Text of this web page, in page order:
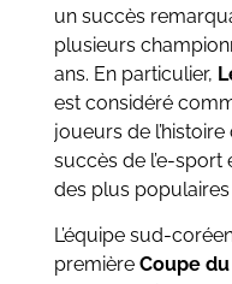
un succès
plusieurs
ans. En particulier,
est considéré
joueurs de
succès de l’e-sport
des plus populaires
L’équipe sud-
première Coupe